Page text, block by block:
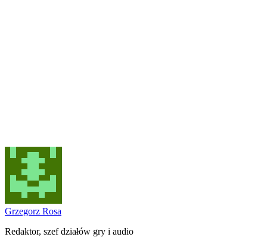
Grzegorz Rosa
Redaktor, szef działów gry i audio